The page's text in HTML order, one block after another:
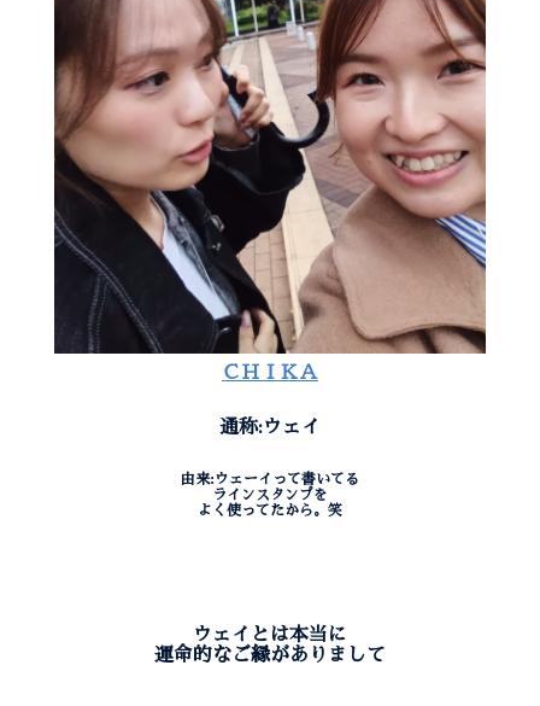
ＣＨＩＫＡ
通称:ウェイ
由来:ウェーイって書いてる
ラインスタンプを
よく使ってたから。笑
ウェイとは本当に
運命的なご縁がありまして